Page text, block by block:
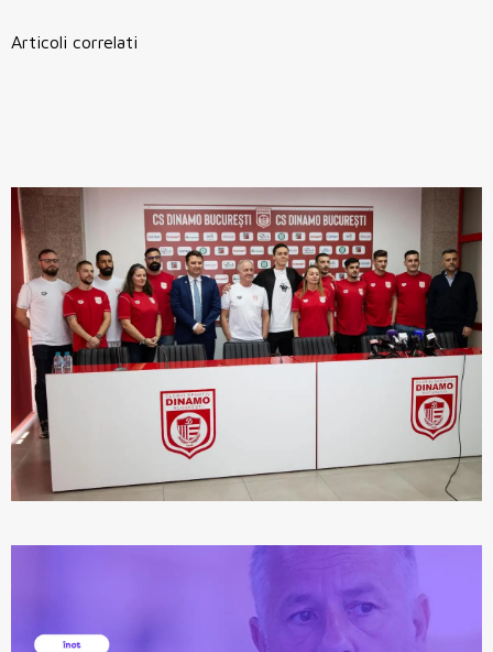
Articoli correlati